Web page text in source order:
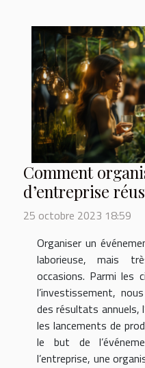
Comment
d’entreprise
25 octobre 2023 18:59
Organiser un
laborieuse, mais
occasions. Parmi les
l’investissement,
des résultats annuels,
les lancements de
le but de
l’entreprise, une